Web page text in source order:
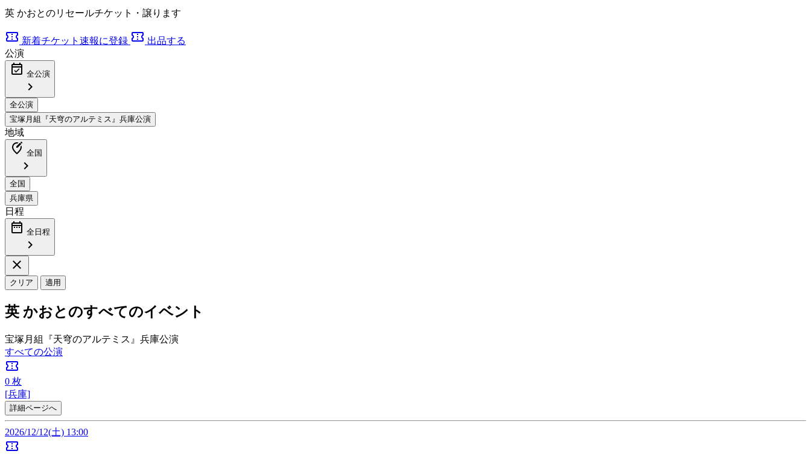
英 かおとのリセールチケット・譲ります
confirmation_number 新着チケット速報に登録 confirmation_number 出品する
公演
event_available 全公演
chevron_right
地域
edit_location_alt 全国
chevron_right
日程
date_range 全日程
chevron_right
close
クリア 適用
英 かおとのすべてのイベント
宝塚月組『天穹のアルテミス』兵庫公演
すべての公演
confirmation_number
0 枚
[兵庫]
詳細ページへ
2026/12/12(土) 13:00
confirmation_number